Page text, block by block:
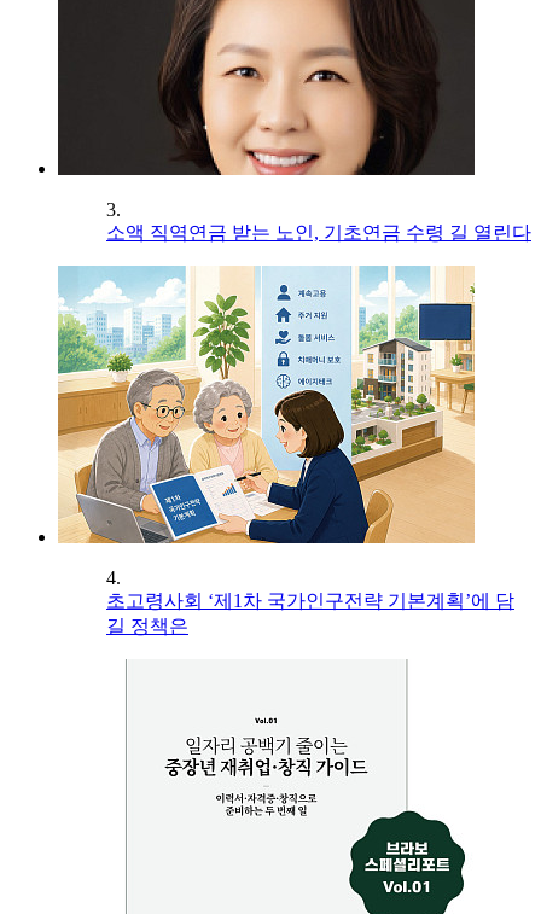
3.
소액 직역연금 받는 노인, 기초연금 수령 길 열린다
4.
초고령사회 ‘제1차 국가인구전략 기본계획’에 담
길 정책은